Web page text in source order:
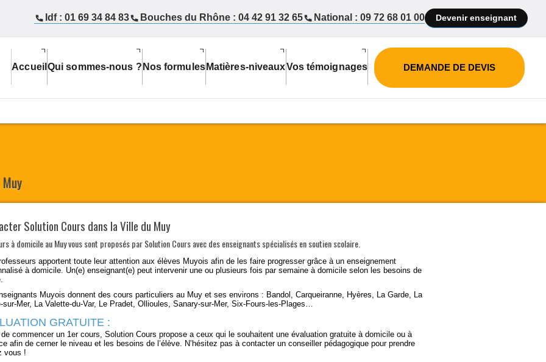
Idf : 01 69 34 84 83 Bouches du Rhône : 04 42 91 32 65 National : 09 72 68 01 00 Devenir enseignant
Accueil Qui sommes-nous ? Nos formules Matières-niveauxVos témoignages DEMANDE DE DEVIS
Solution Cours dans la Ville du Muy
à domicile au Muyvous sont proposés par Solution Cours avec des enseignants spécialisés ensoutien scolaire
apportent toute leur attention aux élèves Muyois afin de les faire progressergrâce à un enseignement
à domicile. Un(e) enseignant(e) peut intervenir une ou plusieurs fois par semaine à domicile selon les besoins de
Muyois donnent des cours particuliers au Muy et ses environs : Bandol, Carqueiranne, Hyères, La Garde, La
sur-Mer, La Valette-du-Var, Le Pradet, Ollioules, Sanary-sur-Mer, Six-Fours-les-Plages…
GRATUITE :
commencer un 1er cours, Solution Cours propose a ceux qui le souhaitent une évaluation gratuite à domicile ou à
afin de cerner le niveau et les besoins de l’élève. N’hésitez pas à contacter un conseiller pédagogique pour prendre
vous !